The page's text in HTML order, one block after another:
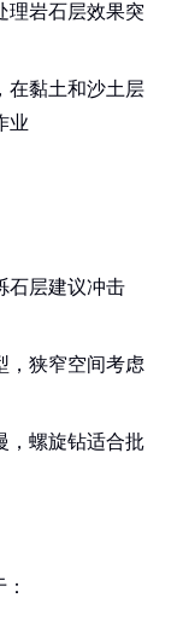
理岩石层效果突
在黏土和沙土层
业
石层建议冲击
，狭窄空间考虑
，螺旋钻适合批